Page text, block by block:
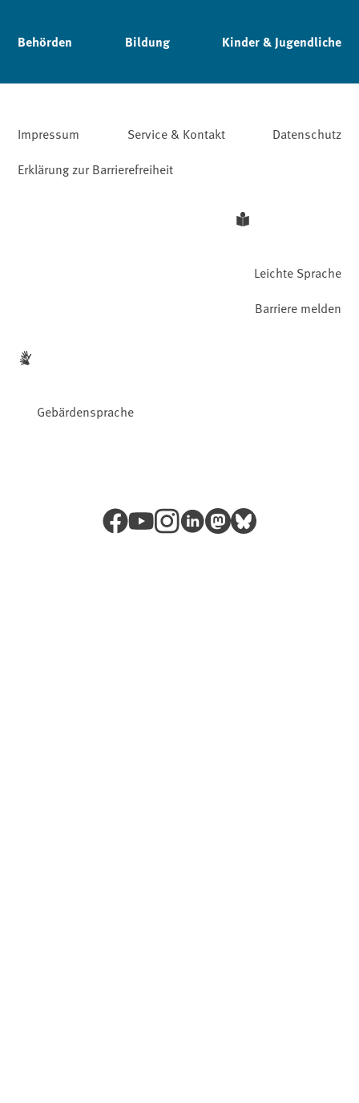
Behörden Bildung Kinder & Jugendliche
Impressum Service & Kontakt
Datenschutz
Erklärung zur Barrierefreiheit
Leichte Sprache
Gebärdensprache
Barriere melden